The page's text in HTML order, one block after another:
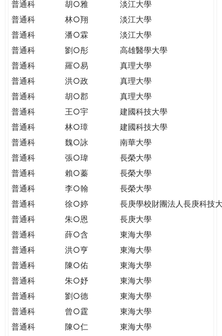
普通科 胡○雅
淡江大學
普通科
林○翔
淡江大學
普通科
潘○霖
淡江大學
普通科
劉○彤
高雄醫學大學
普通科
羅○易
真理大學
普通科
洪○政
真理大學
普通科
胡○郡
真理大學
普通科
王○宇
建國科技大學
普通科
林○璋
建國科技大學
普通科
魏○詠
南華大學
普通科
張○瑋
長榮大學
普通科
賴○蓁
長榮大學
普通科
李○翰
長榮大學
普通科
徐○婷
長庚學校財團法人長庚科技
普通科
朱○恩
長庚大學
普通科
薛○含
東海大學
普通科
洪○亨
東海大學
普通科
陳○佑
東海大學
普通科
朱○妤
東海大學
普通科
劉○德
東海大學
普通科
曾○霆
東海大學
普通科
陳○仁
東海大學